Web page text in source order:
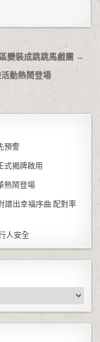
變裝成跳跳馬戲團 →
動熱鬧登場
預警
式揭牌啟用
熱鬧登場
譜出幸福序曲 配對率
人安全